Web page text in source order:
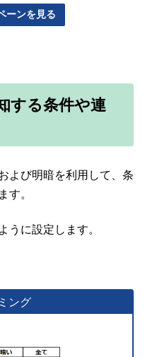
ーンを見る
する条件や連
よび明暗を利用して、条
す。
うに設定します。
ング